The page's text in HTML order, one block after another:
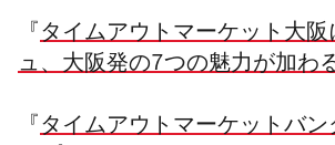
『 タイムアウトマーケット大阪
ュ、大阪発の7つの魅力が加わ
『 タイムアウトマーケットバン